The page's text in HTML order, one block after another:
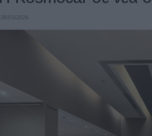
28/05/2026